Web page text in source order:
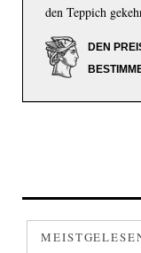
den Teppich
DEN